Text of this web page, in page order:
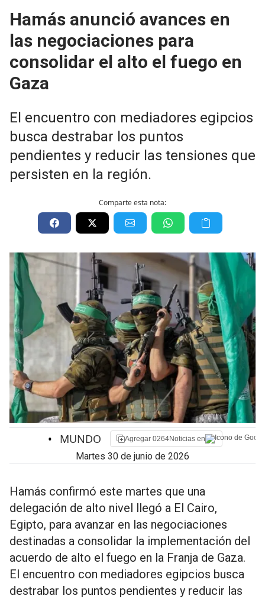
Hamás anunció avances en
las negociaciones para
consolidar el alto el fuego en
Gaza
El encuentro con mediadores egipcios
busca destrabar los puntos
pendientes y reducir las tensiones que
persisten en la región.
Comparte esta nota:
• MUNDO Agregar 0264Noticias en
martes 30 de junio de 2026
Hamás confirmó este martes que una
delegación de alto nivel llegó a El Cairo,
Egipto, para avanzar en las negociaciones
destinadas a consolidar la implementación del
acuerdo de alto el fuego en la Franja de Gaza.
El encuentro con mediadores egipcios busca
destrabar los puntos pendientes y reducir las